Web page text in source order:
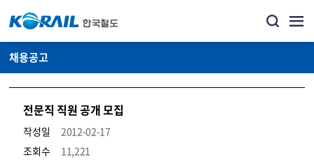
채용공고
전문직 직원 공개 모집
작성일
2012-02-17
조회수
11,221